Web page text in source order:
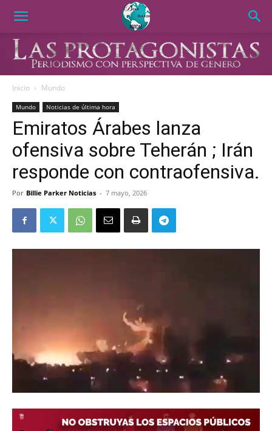
Inicio Mundo
Mundo Noticias de última hora
Emiratos Árabes lanza
ofensiva sobre Teherán ; Irán
responde con contraofensiva.
Por Billie Parker Noticias - 7 mayo, 2026